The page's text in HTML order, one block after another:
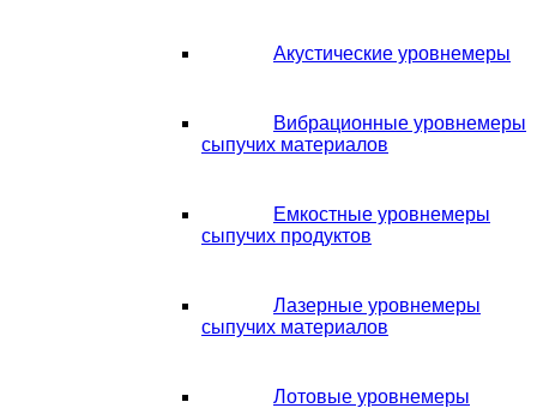
Акустические уровнемеры
Вибрационные уровнемеры
сыпучих материалов
Емкостные уровнемеры
сыпучих продуктов
Лазерные уровнемеры
сыпучих материалов
Лотовые уровнемеры